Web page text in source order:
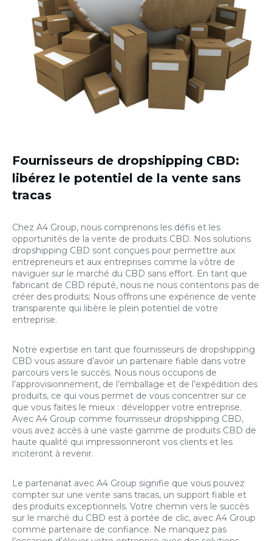
Fournisseurs de dropshipping CBD:
libérez le potentiel de la vente sans
tracas
Chez A4 Group, nous comprenons les défis et les
opportunités de la vente de produits CBD. Nos solutions
dropshipping CBD sont conçues pour permettre aux
entrepreneurs et aux entreprises comme la vôtre de
naviguer sur le marché du CBD sans effort. En tant que
fabricant de CBD réputé, nous ne nous contentons pas de
créer des produits; Nous offrons une expérience de vente
transparente qui libère le plein potentiel de votre
entreprise.
Notre expertise en tant que fournisseurs de dropshipping
CBD vous assure d’avoir un partenaire fiable dans votre
parcours vers le succès. Nous nous occupons de
l’approvisionnement, de l’emballage et de l’expédition des
produits, ce qui vous permet de vous concentrer sur ce
que vous faites le mieux : développer votre entreprise.
Avec A4 Group comme fournisseur dropshipping CBD,
vous avez accès à une vaste gamme de produits CBD de
haute qualité qui impressionneront vos clients et les
inciteront à revenir.
Le partenariat avec A4 Group signifie que vous pouvez
compter sur une vente sans tracas, un support fiable et
des produits exceptionnels. Votre chemin vers le succès
sur le marché du CBD est à portée de clic, avec A4 Group
comme partenaire de confiance. Ne manquez pas